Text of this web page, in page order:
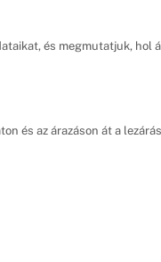
és megmutatjuk,
és az árazáson át a